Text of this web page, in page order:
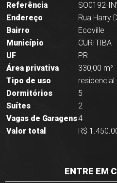
Referência
SO0192-
Endereço
Rua Harry
Bairro
Ecoville
Município
CURITIBA
UF
PR
Área privativa
330,00 m²
Tipo de uso
residencial
Dormitórios
5
Suítes
2
Vagas de Garagens4
Valor total
R$
ENTRE EM